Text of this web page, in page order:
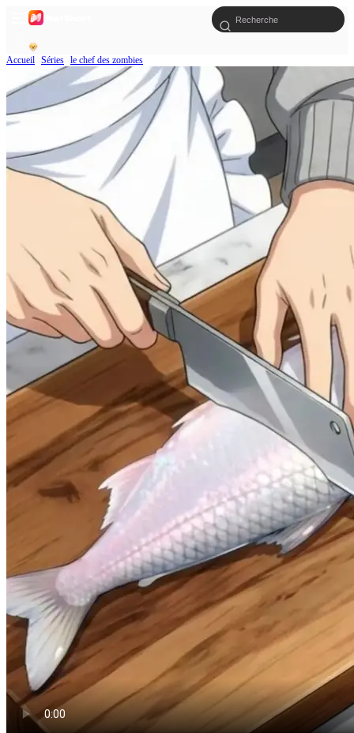
Accueil Séries le chef des zombies
-Bon à rien !
-Je supportais plus l'intimidation.